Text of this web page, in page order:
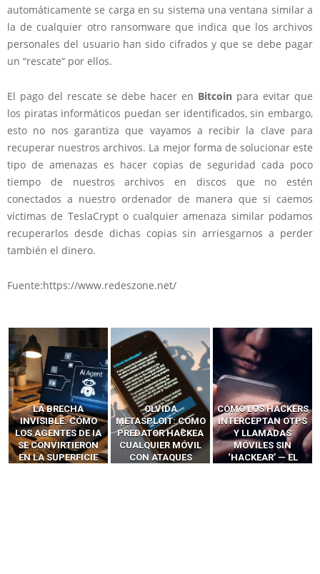
automáticamente se carga en su sistema una ventana similar a
la de cualquier otro ransomware que indica que los archivos
personales del usuario han sido cifrados y que se debe pagar
un “rescate” por ellos.
El pago del rescate se debe hacer en Bitcoin para evitar que
los piratas informáticos puedan ser identificados, sin embargo,
esto no nos garantiza que vayamos a recibir la clave para
recuperar nuestros archivos. La mejor forma de solucionar este
tipo de amenazas es hacer copias de seguridad cada poco
tiempo de nuestros archivos en discos que no estén
conectados a nuestro ordenador de manera que si caemos
víctimas de TeslaCrypt o cualquier amenaza similar podamos
recuperarlos desde dichas copias sin arriesgarnos a perder
también el dinero.
Fuente:https://www.redeszone.net/
LA BRECHA
INVISIBLE: CÓMO
LOS AGENTES DE IA
SE CONVIRTIERON
EN LA SUPERFICIE
OLVIDA
METASPLOIT: CÓMO
PREDATOR HACKEA
CUALQUIER MÓVIL
CON ATAQUES
CÓMO LOS HACKERS
INTERCEPTAN OTPS
Y LLAMADAS
MÓVILES SIN
‘HACKEAR’ — EL